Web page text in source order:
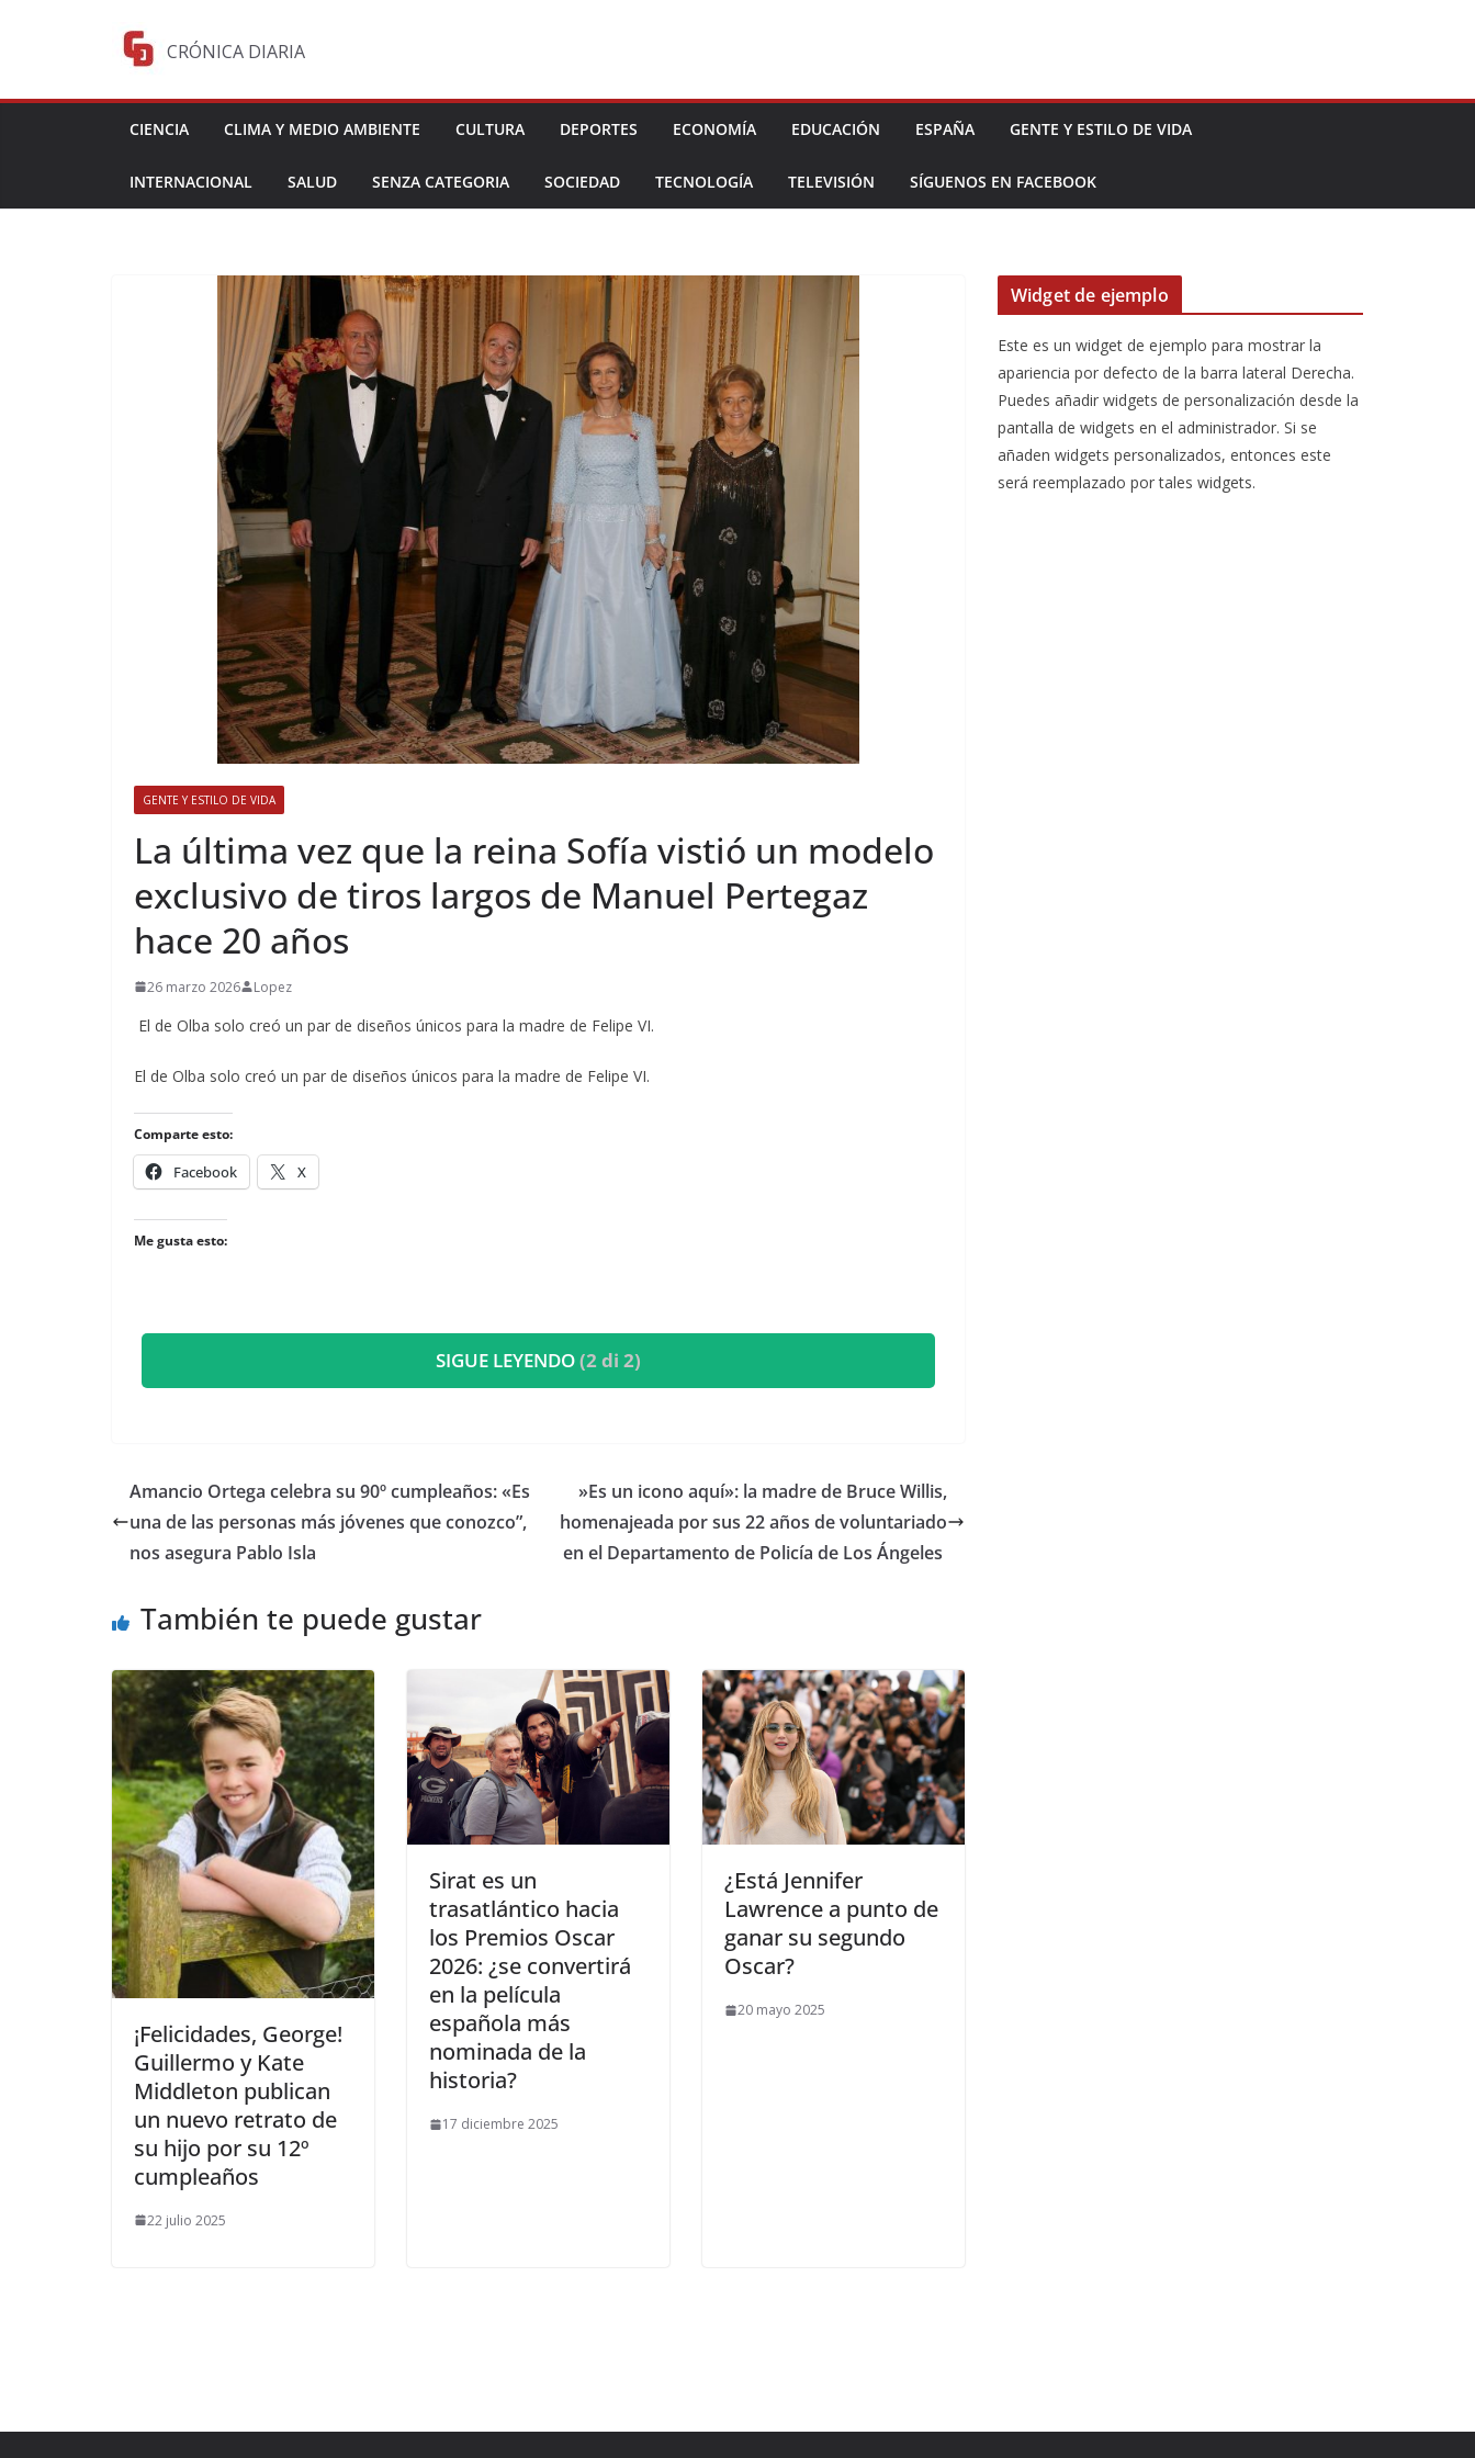
CRÓNICA DIARIA
CIENCIA CLIMA Y MEDIO AMBIENTE CULTURA DEPORTES ECONOMÍA EDUCACIÓN ESPAÑA GENTE Y ESTILO DE VIDA
INTERNACIONAL SALUD SENZA CATEGORIA SOCIEDAD TECNOLOGÍA TELEVISIÓN SÍGUENOS EN FACEBOOK
GENTE Y ESTILO DE VIDA
​La última vez que la reina Sofía vistió un modelo
exclusivo de tiros largos de Manuel Pertegaz
hace 20 años
26 marzo 2026 Lopez
El de Olba solo creó un par de diseños únicos para la madre de Felipe VI.
​El de Olba solo creó un par de diseños únicos para la madre de Felipe VI.
Comparte esto:
Facebook X
Me gusta esto:
SIGUE LEYENDO(2 di 2)
​Amancio Ortega celebra su 90º cumpleaños: «Es
una de las personas más jóvenes que conozco”,
nos asegura Pablo Isla
​»Es un icono aquí»: la madre de Bruce Willis,
homenajeada por sus 22 años de voluntariado
en el Departamento de Policía de Los Ángeles
También te puede gustar
​¡Felicidades, George!
Guillermo y Kate
Middleton publican
un nuevo retrato de
su hijo por su 12º
cumpleaños
22 julio 2025
​Sirat es un
trasatlántico hacia
los Premios Oscar
2026: ¿se convertirá
en la película
española más
nominada de la
historia?
17 diciembre 2025
​¿Está Jennifer
Lawrence a punto de
ganar su segundo
Oscar?
20 mayo 2025
Widget de ejemplo
Este es un widget de ejemplo para mostrar la
apariencia por defecto de la barra lateral Derecha.
Puedes añadir widgets de personalización desde la
pantalla de widgets en el administrador. Si se
añaden widgets personalizados, entonces este
será reemplazado por tales widgets.